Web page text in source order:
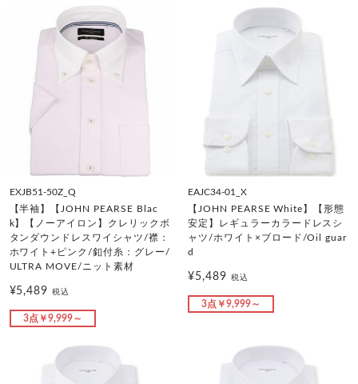
EXJB51-50Z_Q
【半袖】【JOHN PEARSE Blac
k】【ノーアイロン】クレリックボ
タンダウンドレスワイシャツ/襟：
ホワイト+ピンク/釦付糸：グレー/
ULTRA MOVE/ニット素材
¥5,489税込
3点￥9,999～
EAJC34-01_X
【JOHN PEARSE White】【形態
安定】レギュラーカラードレスシ
ャツ/ホワイト×ブロード/Oil guar
d
¥5,489 税込
3点￥9,999～